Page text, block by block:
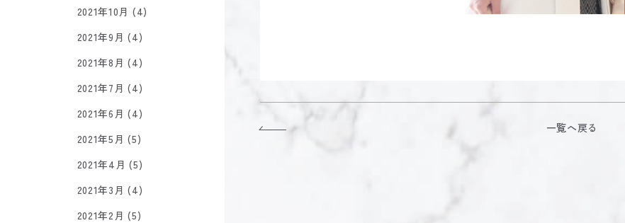
一覧へ戻る
2021年10月 (4)
2021年9月 (4)
2021年8月 (4)
2021年7月 (4)
2021年6月 (4)
2021年5月 (5)
2021年4月 (5)
2021年3月 (4)
2021年2月 (5)